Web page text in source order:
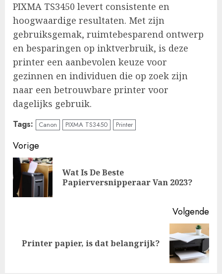
PIXMA TS3450 levert consistente en
hoogwaardige resultaten. Met zijn
gebruiksgemak, ruimtebesparend ontwerp
en besparingen op inktverbruik, is deze
printer een aanbevolen keuze voor
gezinnen en individuen die op zoek zijn
naar een betrouwbare printer voor
dagelijks gebruik.
Tags: Canon PIXMA TS3450 Printer
Doorgaan
met
lezen
Vorige
Wat Is De Beste
Papierversnipperaar Van 2023?
Volgende
Volgende
Printer papier, is dat belangrijk?